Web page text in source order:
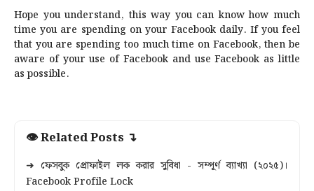
Hope you understand, this way you can know how much
time you are spending on your Facebook daily. If you feel
that you are spending too much time on Facebook, then be
aware of your use of Facebook and use Facebook as little
as possible.
👁 Related Posts ↴
➜ ফেসবুক প্রোফাইল লক করার সুবিধা - সম্পূর্ণ ব্যাখ্যা (২০২৫)।
Facebook Profile Lock